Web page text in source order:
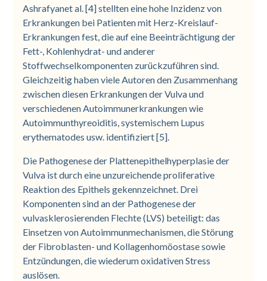
Ashrafyanet al. [4] stellten eine hohe Inzidenz von
Erkrankungen bei Patienten mit Herz-Kreislauf-
Erkrankungen fest, die auf eine Beeinträchtigung der
Fett-, Kohlenhydrat- und anderer
Stoffwechselkomponenten zurückzuführen sind.
Gleichzeitig haben viele Autoren den Zusammenhang
zwischen diesen Erkrankungen der Vulva und
verschiedenen Autoimmunerkrankungen wie
Autoimmunthyreoiditis, systemischem Lupus
erythematodes usw. identifiziert [5].
Die Pathogenese der Plattenepithelhyperplasie der
Vulva ist durch eine unzureichende proliferative
Reaktion des Epithels gekennzeichnet. Drei
Komponenten sind an der Pathogenese der
vulvasklerosierenden Flechte (LVS) beteiligt: das
Einsetzen von Autoimmunmechanismen, die Störung
der Fibroblasten- und Kollagenhomöostase sowie
Entzündungen, die wiederum oxidativen Stress
auslösen.